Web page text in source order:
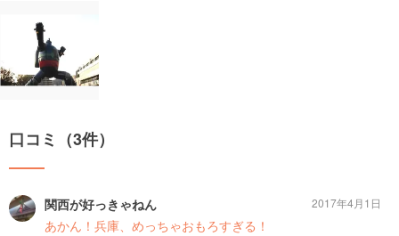
口コミ（3件）
関西が好っきゃねん
あかん！兵庫、めっちゃおもろすぎる！
2017年4月1日